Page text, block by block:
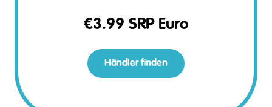
€3.99 SRP Euro
Händler finden